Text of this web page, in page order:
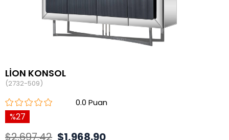
LİON KONSOL
(2732-509)
0.0
27
$2,697.42 $1,968.90